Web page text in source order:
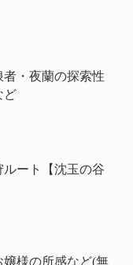
・夜蘭の探索性
ど
ート【沈玉の谷
様の所感など(無